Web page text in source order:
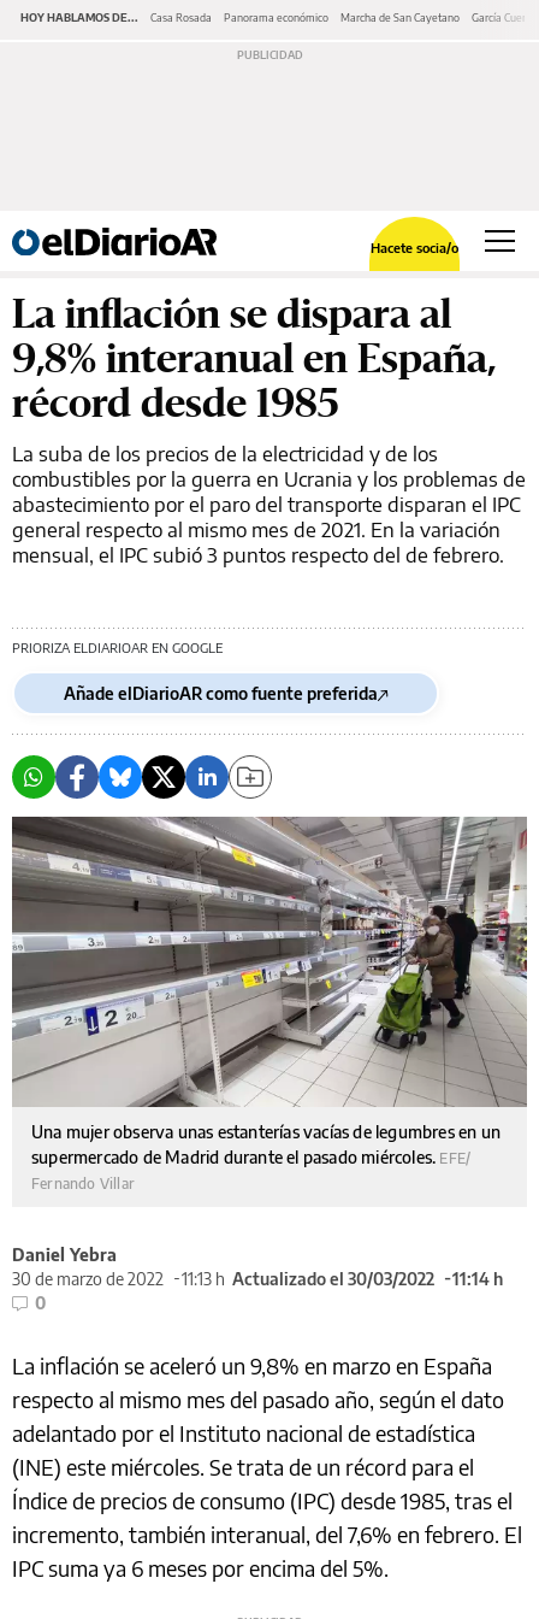
HOY HABLAMOS DE... Casa Rosada Panorama económico Marcha de San Cayetano García Cuerva
Hacete socia/o
La inflación se dispara al
9,8% interanual en España,
récord desde 1985
La suba de los precios de la electricidad y de los
combustibles por la guerra en Ucrania y los problemas de
abastecimiento por el paro del transporte disparan el IPC
general respecto al mismo mes de 2021. En la variación
mensual, el IPC subió 3 puntos respecto del de febrero.
PRIORIZA ELDIARIOAR EN GOOGLE
Añade elDiarioAR como fuente preferida
Una mujer observa unas estanterías vacías de legumbres en un
supermercado de Madrid durante el pasado miércoles. EFE/
Fernando Villar
Daniel Yebra
30 de marzo de 2022
11:13 h Actualizado el 30/03/2022
11:14 h
0
La inflación se aceleró un 9,8% en marzo en España
respecto al mismo mes del pasado año, según el dato
adelantado por el Instituto nacional de estadística
(INE) este miércoles. Se trata de un récord para el
Índice de precios de consumo (IPC) desde 1985, tras el
incremento, también interanual, del 7,6% en febrero. El
IPC suma ya 6 meses por encima del 5%.